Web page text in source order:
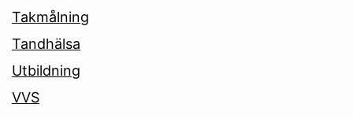
Takmålning
Tandhälsa
Utbildning
VVS